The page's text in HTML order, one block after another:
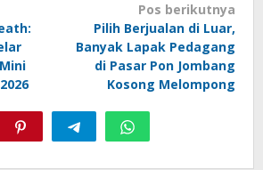
Pos berikutnya
Pilih Berjualan di Luar,
Banyak Lapak Pedagang
di Pasar Pon Jombang
Kosong Melompong